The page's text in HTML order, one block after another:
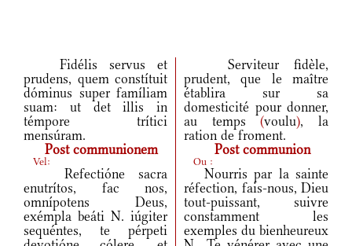
Fidélis servus et
prudens, quem constítuit
dóminus super famíliam
suam: ut det illis in
témpore trítici
mensúram.
Serviteur fidèle,
prudent, que le maître
établira sur sa
domesticité pour donner,
au temps(voulu), la
ration de froment.
Post communionem
Post communion
Vel: Ou :
Refectióne sacra
enutrítos, fac nos,
omnípotens Deus,
exémpla beáti N. iúgiter
sequéntes, te pérpeti
Nourris par la sainte
réfection, fais-nous, Dieu
tout-puissant, suivre
constamment les
exemples du bienheureux